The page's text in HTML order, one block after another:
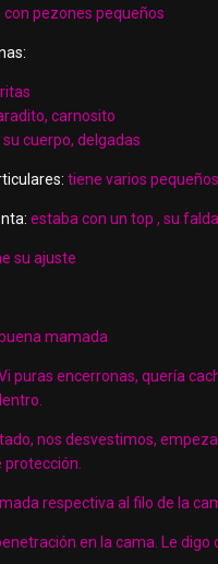
pezones pequeños
carnosito
cuerpo, delgadas
tiene varios
estaba con un top , su
su ajuste
mamada
puras encerronas, quería
nos desvestimos,
protección.
respectiva al filo de la
en la cama. Le